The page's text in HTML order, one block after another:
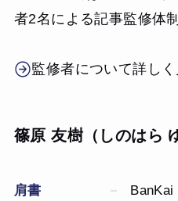
者2名による記事監修体
監修者について詳しく
篠原友樹（しのはら
肩書